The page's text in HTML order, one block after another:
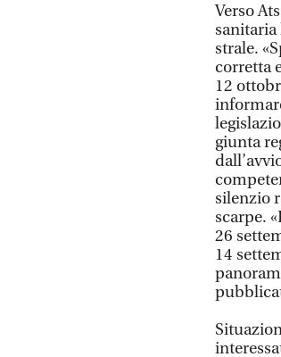
Verso
sanitaria
strale.
corretta
12
giunta
silenzio
scarpe.
26
14